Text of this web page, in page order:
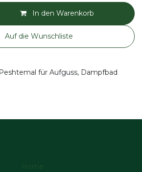
In den Warenkorb
Auf die Wunschliste
für Aufguss, Dampfbad
Home